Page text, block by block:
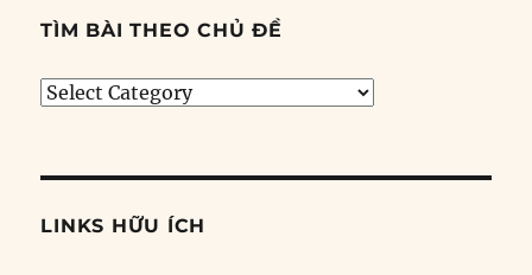
TÌM BÀI THEO CHỦ ĐỀ
Tìm
đề
LINKS HỮU ÍCH